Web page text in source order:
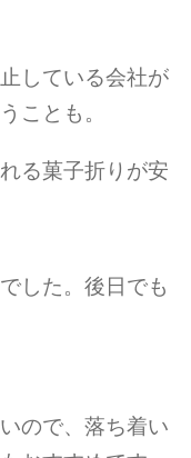
している会社が
ことも。
る菓子折りが安
した。後日でも
ので、落ち着い